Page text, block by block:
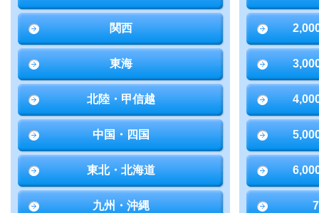
関西
東海
北陸・甲信越
中国・四国
東北・北海道
九州・沖縄